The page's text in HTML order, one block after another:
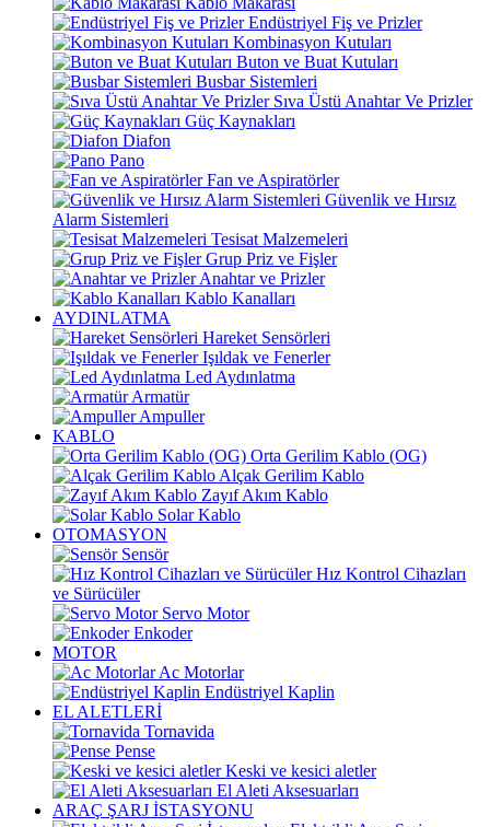
Endüstriyel Fiş ve Prizler
Kombinasyon Kutuları
Buton ve Buat Kutuları
Busbar Sistemleri
Sıva Üstü Anahtar Ve Prizler
Güç Kaynakları
Diafon
Pano
Fan ve Aspiratörler
Güvenlik ve Hırsız
Alarm Sistemleri
Tesisat Malzemeleri
Grup Priz ve Fişler
Anahtar ve Prizler
Kablo Kanalları
AYDINLATMA
Hareket Sensörleri
Işıldak ve Fenerler
Led Aydınlatma
Armatür
Ampuller
KABLO
Orta Gerilim Kablo (OG)
Alçak Gerilim Kablo
Zayıf Akım Kablo
Solar Kablo
OTOMASYON
Sensör
Hız Kontrol Cihazları
ve Sürücüler
Servo Motor
Enkoder
MOTOR
Ac Motorlar
Endüstriyel Kaplin
EL ALETLERİ
Tornavida
Pense
Keski ve kesici aletler
El Aleti Aksesuarları
ARAÇ ŞARJ İSTASYONU